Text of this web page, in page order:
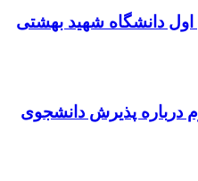
دانشگاه شهید بهشتی
درباره پذیرش دانشجوی